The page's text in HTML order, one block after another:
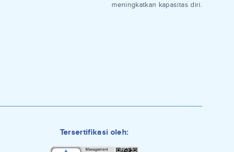
meningkatkan kapasitas diri.
Tersertifikasi oleh: